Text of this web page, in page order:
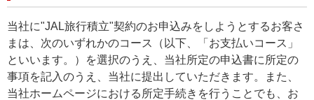
当社に"JAL旅行積立"契約のお申込みをしようとするお客さ
まは、次のいずれかのコース（以下、「お支払いコース」
といいます。）を選択のうえ、当社所定の申込書に所定の
事項を記入のうえ、当社に提出していただきます。また、
当社ホームページにおける所定手続きを行うことでも、お